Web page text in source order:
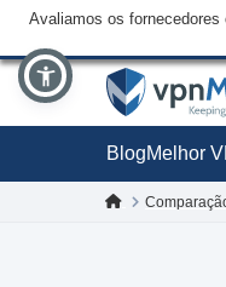
Avaliamos os
BlogMelhor